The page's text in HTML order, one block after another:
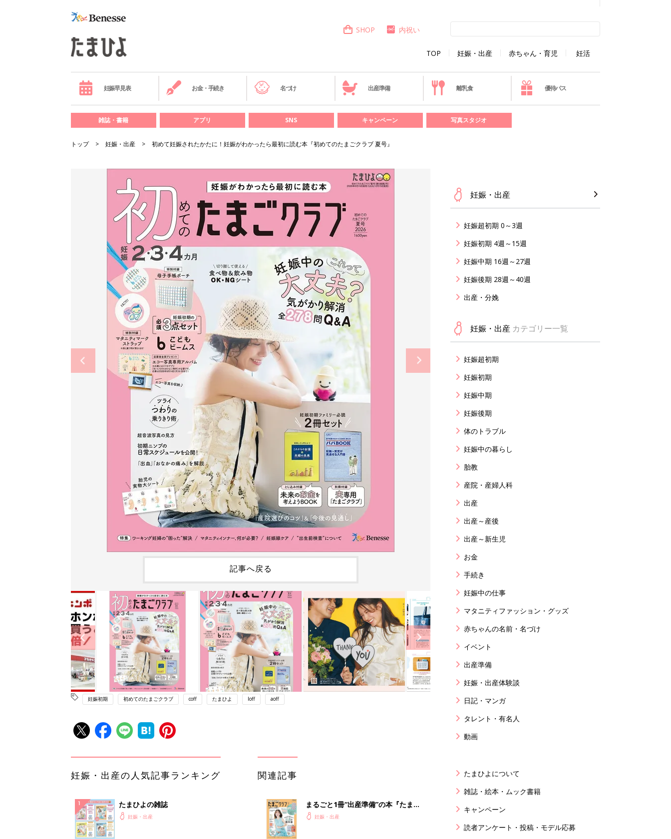
TOP 妊娠・出産 赤ちゃん・育児 妊活
SHOP 内祝い
妊娠早見表 お金・手続き 名づけ 出産準備 離乳食 優待パス
雑誌・書籍 アプリ SNS キャンペーン 写真スタジオ
トップ 妊娠・出産 初めて妊娠されたかたに！妊娠がわかったら最初に読む本『初めてのたまごクラブ 夏号』
記事へ戻る
妊娠初期 初めてのたまごクラブ coff たまひよ loff aoff
妊娠・出産の人気記事ランキング
たまひよの雑誌
妊娠・出産
関連記事
まるごと1冊“出産準備”の本『たまご
クラブ 夏号』〈スペシャル大特集〉
妊娠・出産
妊娠・出産
妊娠超初期 0～3週
妊娠初期 4週～15週
妊娠中期 16週～27週
妊娠後期 28週～40週
出産・分娩
妊娠・出産 カテゴリー一覧
妊娠超初期
妊娠初期
妊娠中期
妊娠後期
体のトラブル
妊娠中の暮らし
胎教
産院・産婦人科
出産
出産～産後
出産～新生児
お金
手続き
妊娠中の仕事
マタニティファッション・グッズ
赤ちゃんの名前・名づけ
イベント
出産準備
妊娠・出産体験談
日記・マンガ
タレント・有名人
動画
たまひよについて
雑誌・絵本・ムック書籍
キャンペーン
読者アンケート・投稿・モデル応募